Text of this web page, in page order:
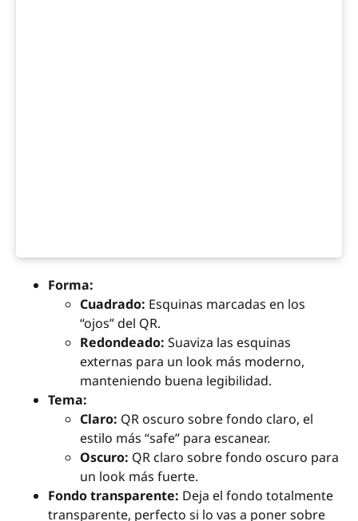
Forma:
Cuadrado: Esquinas marcadas en los
“ojos” del QR.
Redondeado: Suaviza las esquinas
externas para un look más moderno,
manteniendo buena legibilidad.
Tema:
Claro: QR oscuro sobre fondo claro, el
estilo más “safe” para escanear.
Oscuro: QR claro sobre fondo oscuro para
un look más fuerte.
Fondo transparente: Deja el fondo totalmente
transparente, perfecto si lo vas a poner sobre